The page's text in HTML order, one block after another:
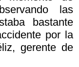
las
bastante
por la
gerente de